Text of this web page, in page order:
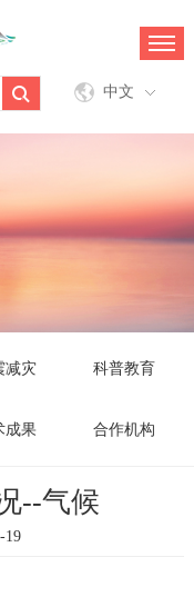
中文
减灾 科普教育
成果 合作机构
--气候
19